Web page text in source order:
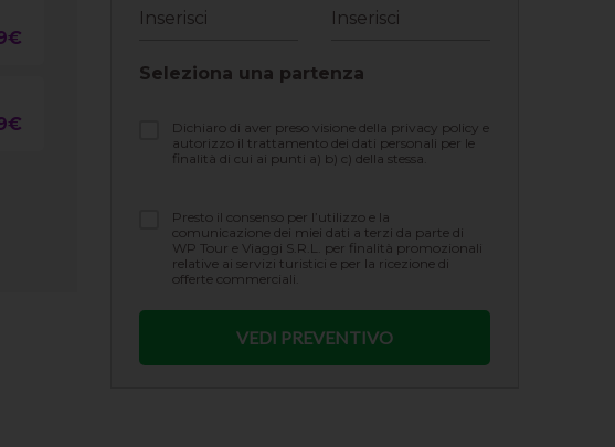
Seleziona una partenza
Dichiaro di aver preso visione della privacy policy e
autorizzo il trattamento dei dati personali per le
finalità di cui ai punti a) b) c) della stessa.
Presto il consenso per l’utilizzo e la
comunicazione dei miei dati a terzi da parte di
WP Tour e Viaggi S.R.L. per finalità promozionali
relative ai servizi turistici e per la ricezione di
offerte commerciali.